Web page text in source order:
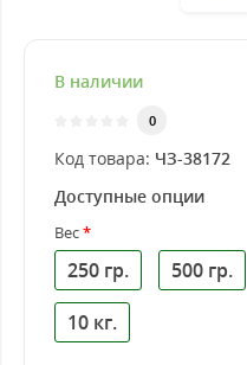
В наличии
0
Код товара: ЧЗ-38172
Доступные опции
Вес
250 гр. 500 гр.
10 кг.